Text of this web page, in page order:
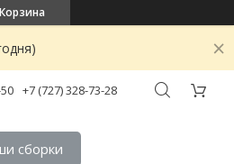
Корзина
+7 (727) 328-73-28
сборки